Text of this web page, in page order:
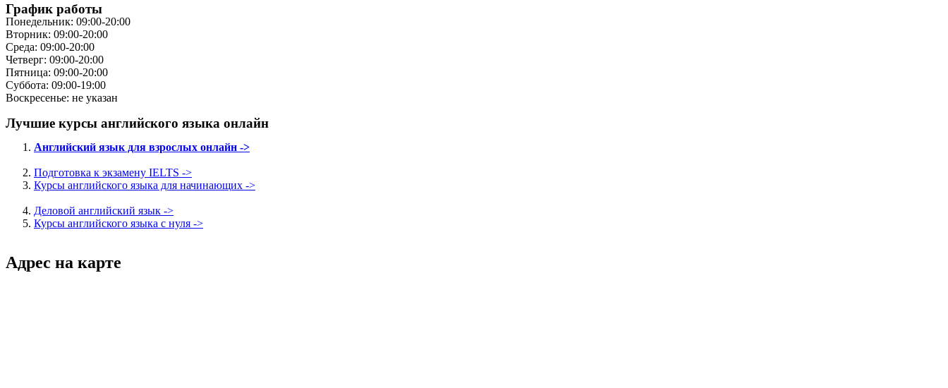
График работы
Понедельник: 09:00-20:00
Вторник: 09:00-20:00
Среда: 09:00-20:00
Четверг: 09:00-20:00
Пятница: 09:00-20:00
Суббота: 09:00-19:00
Воскресенье: не указан
Лучшие курсы английского языка онлайн
Английский язык для взрослых онлайн ->
Подготовка к экзамену IELTS ->
Курсы английского языка для начинающих ->
Деловой английский язык ->
Курсы английского языка с нуля ->
Адрес на карте